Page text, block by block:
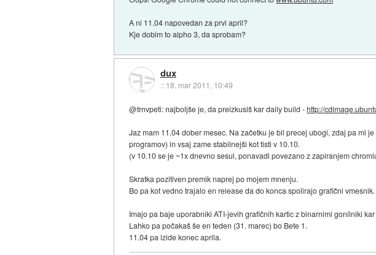
A ni 11.04 napovedan za prvi april?
Kje dobim to alpho 3, da sprobam?
dux
:: 18. mar 2011, 10:49
@trnvpeti: najboljše je, da preizkusiš kar daily build -http://
Jaz mam 11.04 dober mesec. Na začetku je bil precej ubogi, zdaj pa mi
programov) in vsaj zame stabilnejši kot tisti v 10.10.
(v 10.10 se je ~1x dnevno sesul, ponavadi povezano z zapiranjem
Skratka pozitiven premik naprej po mojem mnenju.
Bo pa kot vedno trajalo en release da do konca spolirajo grafični vmesnik.
Imajo pa baje uporabniki ATI-jevih grafičnih kartic z binarnimi gonilniki
Lahko pa počakaš še en teden (31. marec) bo Bete 1.
11.04 pa izide konec aprila.